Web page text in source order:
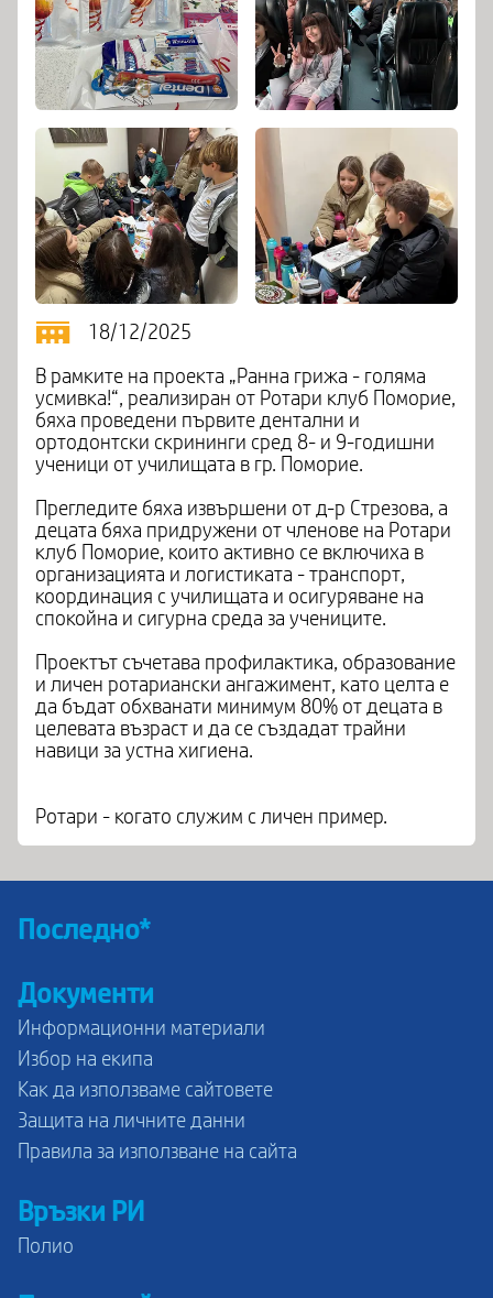
18/12/2025
В рамките на проекта „Ранна грижа - голяма
усмивка!“, реализиран от Ротари клуб Поморие,
бяха проведени първите дентални и
ортодонтски скрининги сред 8- и 9-годишни
ученици от училищата в гр. Поморие.
Прегледите бяха извършени от д-р Стрезова, а
децата бяха придружени от членове на Ротари
клуб Поморие, които активно се включиха в
организацията и логистиката - транспорт,
координация с училищата и осигуряване на
спокойна и сигурна среда за учениците.
Проектът съчетава профилактика, образование
и личен ротариански ангажимент, като целта е
да бъдат обхванати минимум 80% от децата в
целевата възраст и да се създадат трайни
навици за устна хигиена.
Ротари - когато служим с личен пример.
Последно*
Документи
Информационни материали
Избор на екипа
Как да използваме сайтовете
Защита на личните данни
Правила за използване на сайта
Връзки РИ
Полио